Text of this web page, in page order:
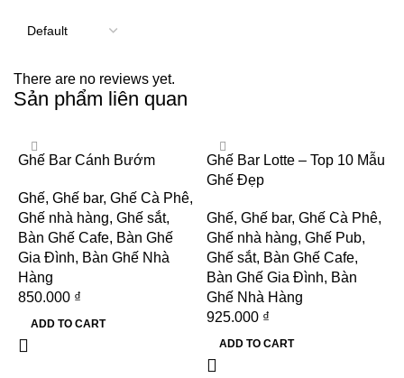
There are no reviews yet.
Sản phẩm liên quan
Ghế Bar Cánh Bướm
Ghế, Ghế bar, Ghế Cà Phê,
Ghế nhà hàng, Ghế sắt,
Bàn Ghế Cafe, Bàn Ghế
Gia Đình, Bàn Ghế Nhà
Hàng
850.000 ₫
ADD TO CART
Ghế Bar Lotte – Top 10 Mẫu
Ghế Đẹp
Ghế, Ghế bar, Ghế Cà Phê,
Ghế nhà hàng, Ghế Pub,
Ghế sắt, Bàn Ghế Cafe,
Bàn Ghế Gia Đình, Bàn
Ghế Nhà Hàng
925.000 ₫
ADD TO CART